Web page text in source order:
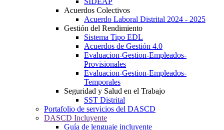
Acuerdos Colectivos
Acuerdo Laboral Distrital 2024 - 2025
Gestión del Rendimiento
Sistema Tipo EDL
Acuerdos de Gestión 4.0
Evaluacion-Gestion-Empleados-
Provisionales
Evaluacion-Gestion-Empleados-
Temporales
Seguridad y Salud en el Trabajo
SST Distrital
Portafolio de servicios del DASCD
DASCD Incluyente
Guía de lenguaje incluyente